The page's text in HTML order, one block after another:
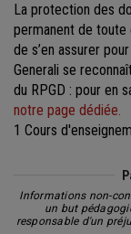
La protection des
permanent de toute
de s’en assurer
Generali se
du RPGD : pour en
notre page dédiée.
1 Cours
Informations non-
un but
responsable d'un